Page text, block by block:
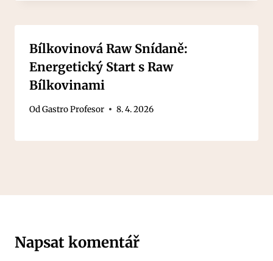
Bílkovinová Raw Snídaně:
Energetický Start s Raw
Bílkovinami
OdGastro Profesor 8. 4. 2026
Napsat komentář